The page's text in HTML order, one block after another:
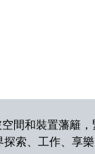
間和裝置藩籬，
索、工作、享樂